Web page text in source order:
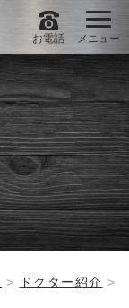
お電話 メニュー
ドクター紹介